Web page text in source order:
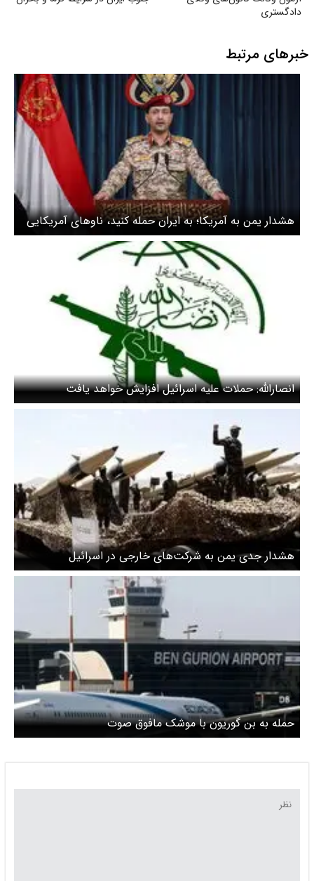
دادگستری
خبرهای مرتبط
هشدار یمن به آمریکا؛ به ایران حمله کنید، ناوهای آمریکایی
را هدف می‌گیریم
انصارالله: حملات علیه اسرائیل افزایش خواهد یافت
هشدار جدی یمن به شرکت‌های خارجی در اسرائیل
حمله به بن گوریون با موشک مافوق صوت